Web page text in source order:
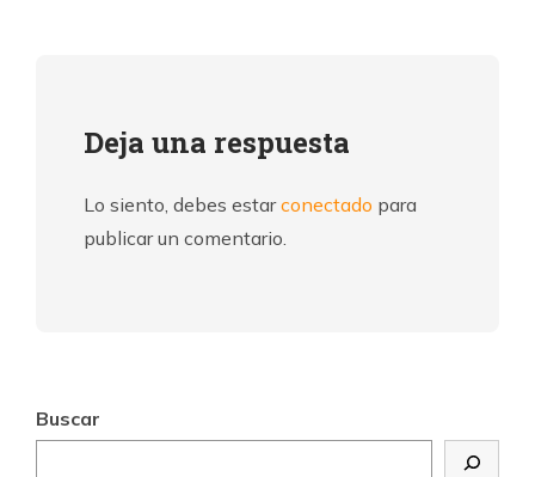
Deja una respuesta
Lo siento, debes estarconectado para
publicar un comentario.
Buscar